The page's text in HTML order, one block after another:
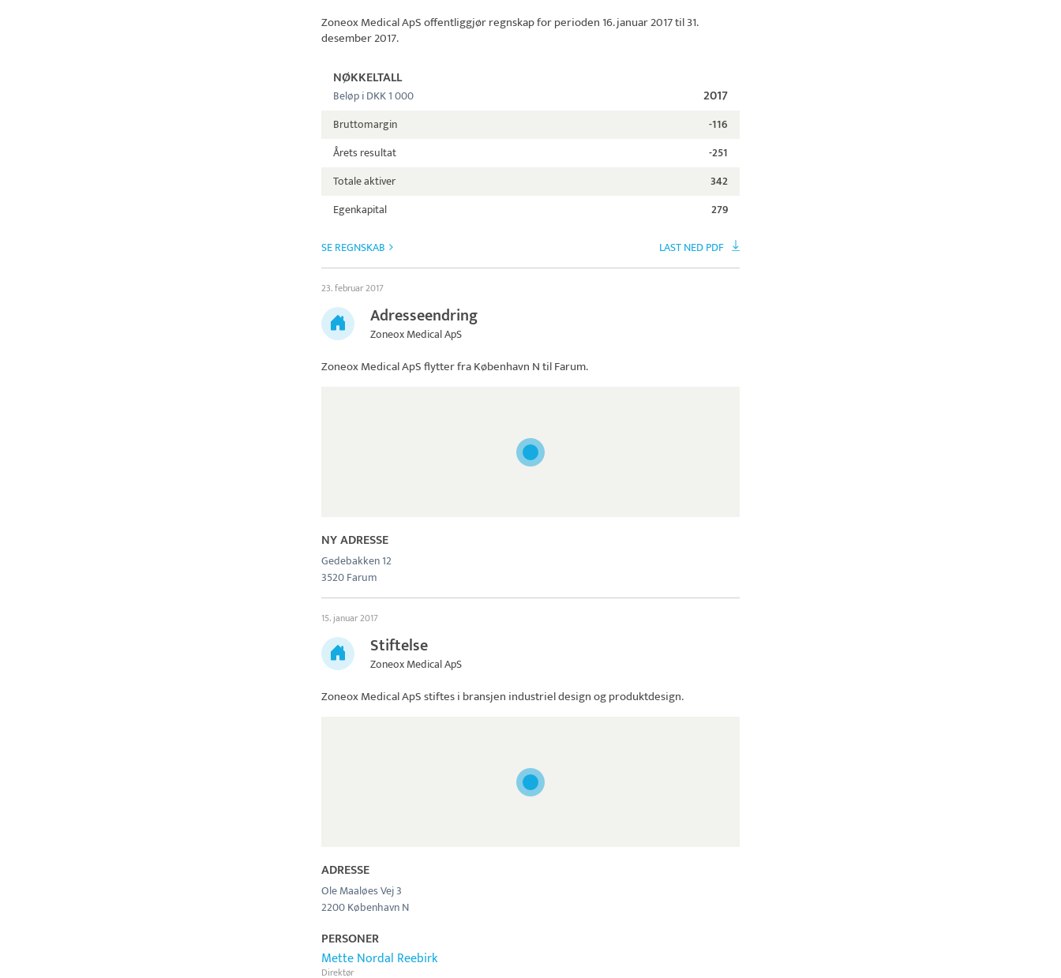
Zoneox Medical ApSoffentliggjør regnskap for perioden 16. januar 2017 til 31.
desember 2017.
NØKKELTALL
Beløp i DKK 1 000 2017
Bruttomargin
-116
Årets resultat
-251
Totale aktiver
342
Egenkapital
279
SE REGNSKAB LAST NED PDF
23. februar 2017
Adresseendring
Zoneox Medical ApS
Zoneox Medical ApSflytter fra København N til Farum.
NY ADRESSE
Gedebakken 12
3520 Farum
15. januar 2017
Stiftelse
Zoneox Medical ApS
Zoneox Medical ApSstiftes i bransjen industriel design og produktdesign.
ADRESSE
Ole Maaløes Vej 3
2200 København N
PERSONER
Mette Nordal Reebirk
Direktør